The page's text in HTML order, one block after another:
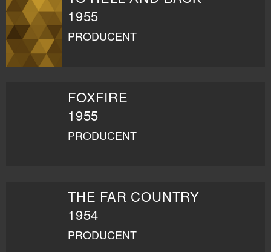
1955
PRODUCENT
FOXFIRE
1955
PRODUCENT
THE FAR COUNTRY
1954
PRODUCENT